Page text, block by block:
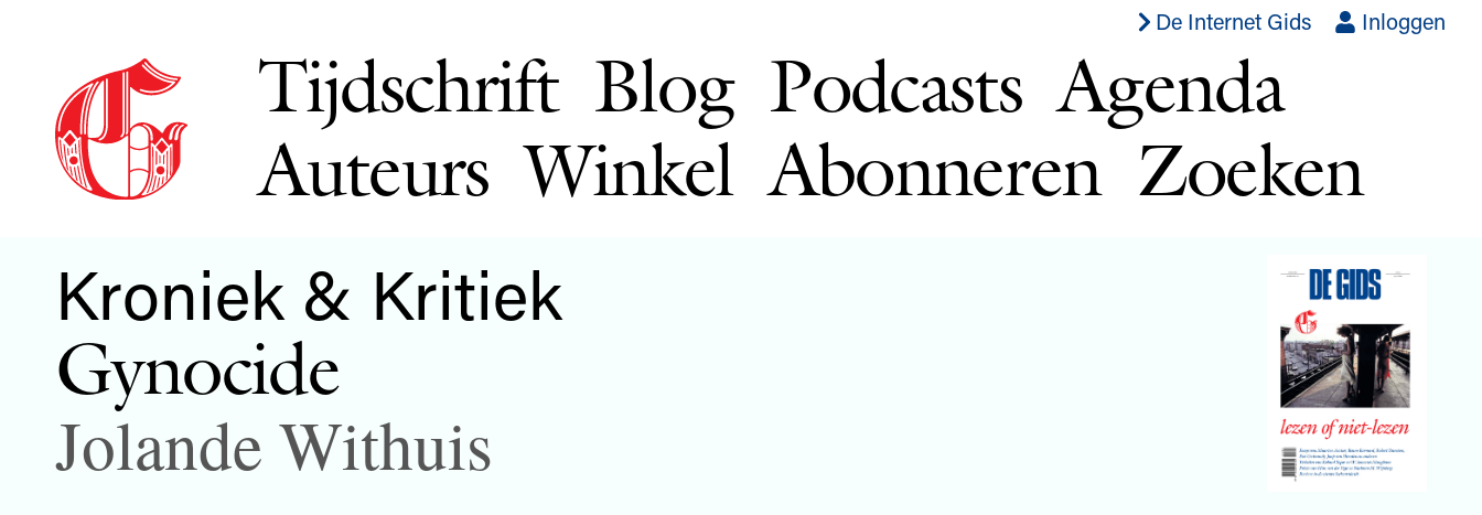
De Internet Gids Inloggen
Tijdschrift Blog Podcasts Agenda
Auteurs Winkel Abonneren Zoeken
Kroniek & Kritiek
Gynocide
Jolande Withuis